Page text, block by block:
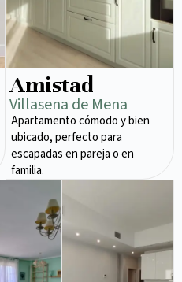
Amistad
Villasena de Mena
Apartamento cómodo y bien
ubicado, perfecto para
escapadas en pareja o en
familia.